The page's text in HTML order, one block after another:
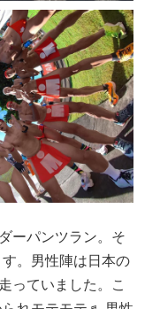
ーパンツラン。そ
。男性陣は日本の
っていました。こ